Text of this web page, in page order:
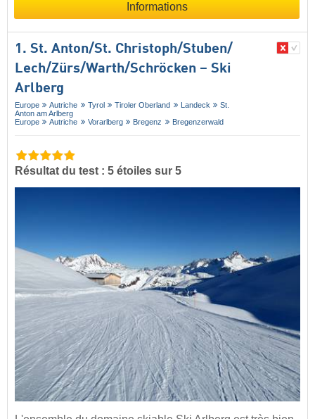
Informations
1. St. Anton/​St. Christoph/​Stuben/​
Lech/​Zürs/​Warth/​Schröcken – Ski
Arlberg
Europe Autriche Tyrol Tiroler Oberland Landeck
St.
Anton am Arlberg
Europe
Autriche Vorarlberg Bregenz Bregenzerwald
Résultat du test : 5 étoiles sur 5